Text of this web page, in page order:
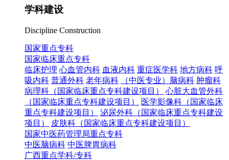
学科建设
Discipline Construction
国家重点专科
国家临床重点专科
临床护理 心血管内科 血液内科 重症医学科 地方病科 呼
吸内科 普通外科 老年病科 （中医专业）脑病科 肿瘤科
病理科（国家临床重点专科建设项目）
心脏大血管外科
（国家临床重点专科建设项目）
医学影像科（国家临床
重点专科建设项目）
泌尿外科（国家临床重点专科建设
项目）
皮肤科（国家临床重点专科建设项目）
国家中医药管理局重点专科
中医脑病科 中医脾胃病科
广西重点学科/专科